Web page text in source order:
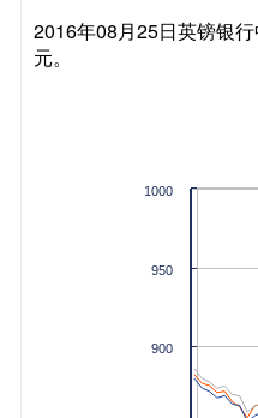
2016年08月25日英镑银
元。
900
950
1000